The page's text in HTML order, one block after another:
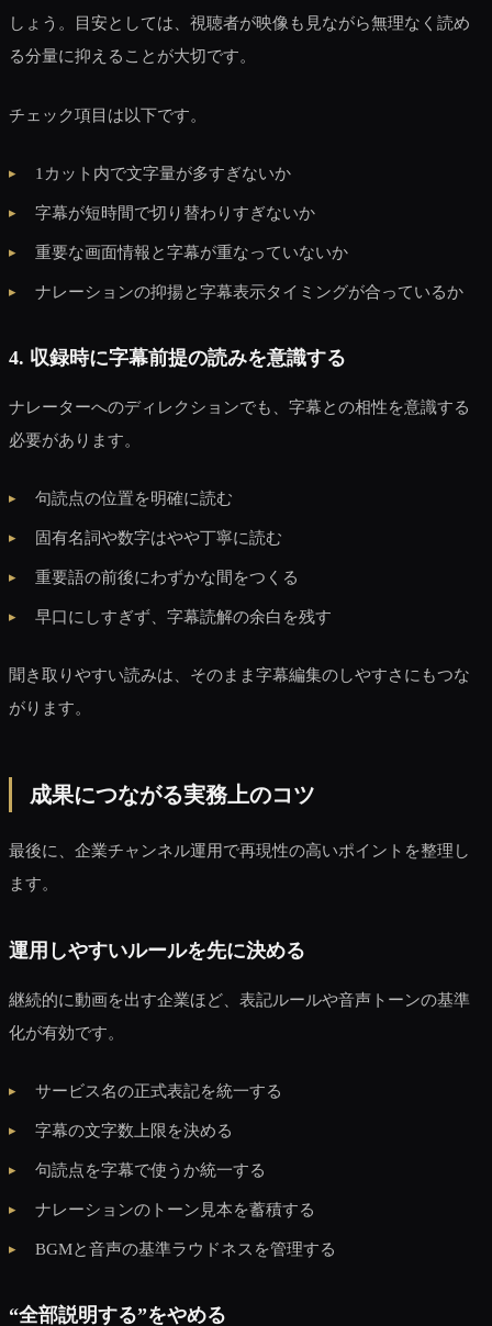
しょう。目安としては、視聴者が映像も見ながら無理なく読め
る分量に抑えることが大切です。
チェック項目は以下です。
1カット内で文字量が多すぎないか
字幕が短時間で切り替わりすぎないか
重要な画面情報と字幕が重なっていないか
ナレーションの抑揚と字幕表示タイミングが合っているか
4. 収録時に字幕前提の読みを意識する
ナレーターへのディレクションでも、字幕との相性を意識する
必要があります。
句読点の位置を明確に読む
固有名詞や数字はやや丁寧に読む
重要語の前後にわずかな間をつくる
早口にしすぎず、字幕読解の余白を残す
聞き取りやすい読みは、そのまま字幕編集のしやすさにもつな
がります。
成果につながる実務上のコツ
最後に、企業チャンネル運用で再現性の高いポイントを整理し
ます。
運用しやすいルールを先に決める
継続的に動画を出す企業ほど、表記ルールや音声トーンの基準
化が有効です。
サービス名の正式表記を統一する
字幕の文字数上限を決める
句読点を字幕で使うか統一する
ナレーションのトーン見本を蓄積する
BGMと音声の基準ラウドネスを管理する
“全部説明する”をやめる